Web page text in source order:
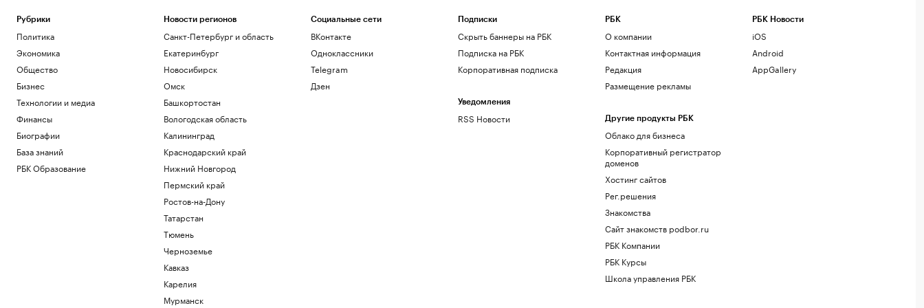
Рубрики
Политика
Экономика
Общество
Бизнес
Технологии и медиа
Финансы
Биографии
База знаний
РБК Образование
Новости регионов
Санкт-Петербург и область
Екатеринбург
Новосибирск
Омск
Башкортостан
Вологодская область
Калининград
Краснодарский край
Нижний Новгород
Пермский край
Ростов-на-Дону
Татарстан
Тюмень
Черноземье
Кавказ
Карелия
Мурманск
Социальные сети
ВКонтакте
Одноклассники
Telegram
Дзен
Подписки
Скрыть баннеры на РБК
Подписка на РБК
Корпоративная подписка
Уведомления
RSS Новости
РБК
О компании
Контактная информация
Редакция
Размещение рекламы
Другие продукты РБК
Облако для бизнеса
Корпоративный регистратор
доменов
Хостинг сайтов
Рег.решения
Знакомства
Сайт знакомств podbor.ru
РБК Компании
РБК Курсы
Школа управления РБК
РБК Новости
iOS
Android
AppGallery